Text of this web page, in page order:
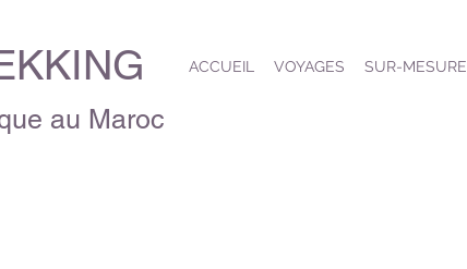
ACCUEIL VOYAGES SUR-MESURE
au Maroc